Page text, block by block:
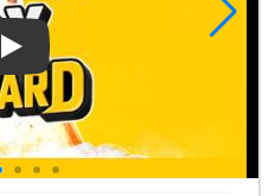
Play Video: Max Mustard